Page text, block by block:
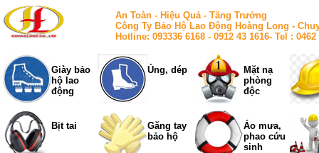
An Toàn - Hiệu Quả - Tăng Trưởng
Công Ty Bảo Hộ Lao Động Hoàng Long -
Hotline: 093336 6168 - 0912 43 1616- Tel :
Giày bảo
hộ lao
động
Ủng, dép
Mặt nạ
phòng
độc
Bịt tai
Găng tay
bảo hộ
Áo mưa,
phao cứu
sinh